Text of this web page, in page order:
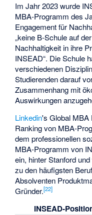
Im Jahr 2023 wurde
MBA-Programm des
Engagement für
„keine B-Schule auf
Nachhaltigkeit in ihre
INSEAD“. Die Schule
verschiedenen
Studierenden darauf
Zusammenhang mit
Auswirkungen
Linkedin's Global MBA
Ranking von MBA-
dem professionellen
MBA-Programm von
ein, hinter Stanford
zu den häufigsten
Absolventen
Gründer.[22]
INSEAD-